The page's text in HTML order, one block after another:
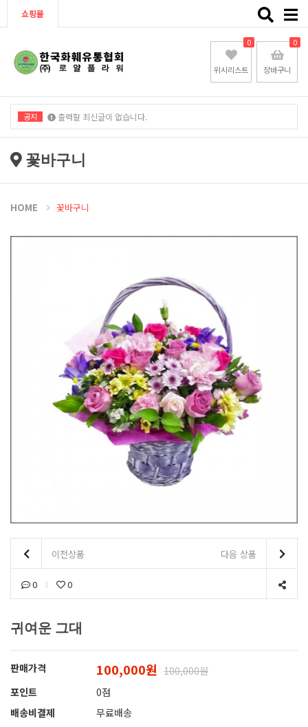
쇼핑몰
Toggle
위시리스트
0
장바구니
0
공지 출력할 최신글이 없습니다.
출력할 최신글이 없습니다.
꽃바구니
HOME 꽃바구니
이전상품 다음 상품
0 0
귀여운 그대
판매가격 100,000원 100,000원
포인트
0점
배송비결제
무료배송